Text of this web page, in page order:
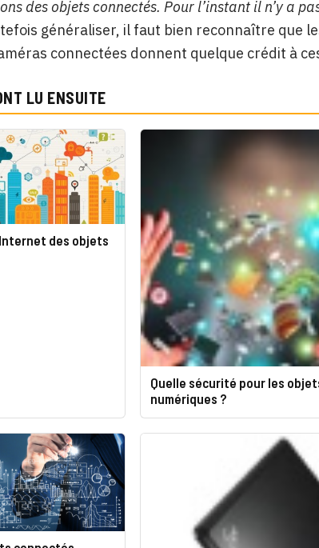
des objets connectés. Pour l’instant il n’y a
généraliser, il faut bien reconnaître que
connectées donnent quelque crédit à
LU ENSUITE
des objets
Quelle sécurité pour les
numériques ?